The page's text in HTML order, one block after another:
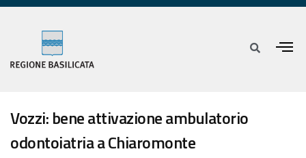
Vozzi: bene attivazione ambulatorio
odontoiatria a Chiaromonte